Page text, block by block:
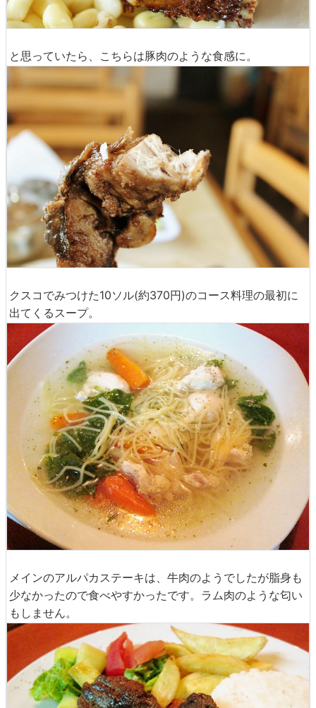
と思っていたら、こちらは豚肉のような食感に。
クスコでみつけた10ソル(約370円)のコース料理の最初に
出てくるスープ。
メインのアルパカステーキは、牛肉のようでしたが脂身も
少なかったので食べやすかったです。ラム肉のような匂い
もしません。